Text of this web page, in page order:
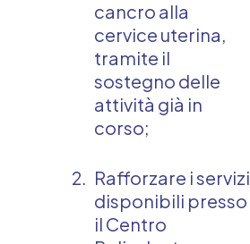
cancro alla
cervice uterina,
tramite il
sostegno delle
attività già in
corso;
Rafforzare i servizi
disponibili presso
il Centro